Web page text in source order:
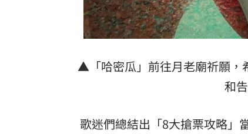
▲「哈密瓜」前往月老廟祈願，
和
歌迷們總結出「8大搶票攻略」